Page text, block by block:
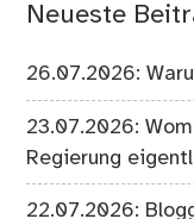
Neueste
26.07.2026:
23.07.2026:
Regierung
22.07.2026: